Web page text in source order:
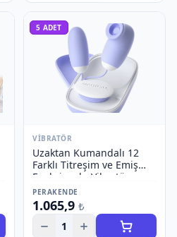
5 ADET
VIBRATÖR
Uzaktan Kumandalı 12
Farklı Titreşim ve Emiş
Fonksiyonlu Vibratör
PERAKENDE
1.065,9 ₺
1